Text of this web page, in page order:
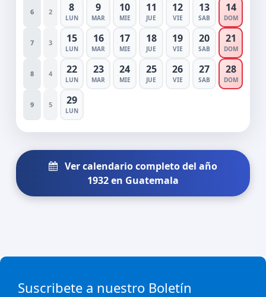
6 2 8
LUN
9
MAR
10
MIE
11
JUE
12
VIE
13
SAB
14
DOM
7 3 15
LUN
16
MAR
17
MIE
18
JUE
19
VIE
20
SAB
21
DOM
8 4 22
LUN
23
MAR
24
MIE
25
JUE
26
VIE
27
SAB
28
DOM
9 5 29
LUN
Ver calendario completo del año
1932 en Guatemala
Suscribete a nuestro Boletín